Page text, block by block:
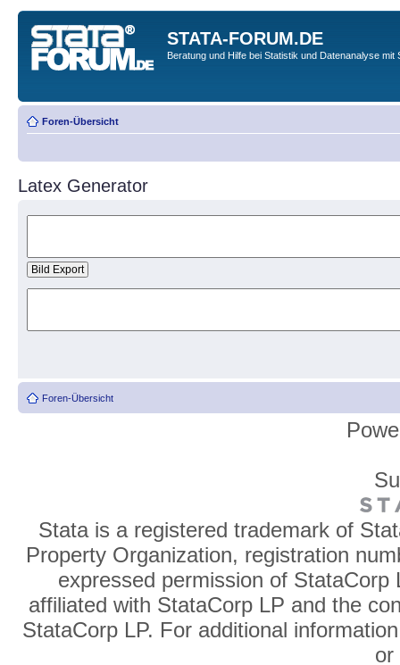
STATA-FORUM.DE
Beratung und Hilfe bei Statistik und Datenanalyse mit
Foren-Übersicht
Latex Generator
Foren-Übersicht
Stata is a registered trademark of
Property Organization, registration
expressed permission of
affiliated with StataCorp LP and the
StataCorp LP. For additional
or